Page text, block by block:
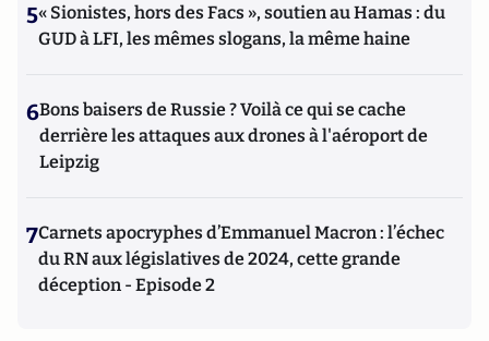
5« Sionistes, hors des Facs », soutien au Hamas : du
GUD à LFI, les mêmes slogans, la même haine
6Bons baisers de Russie ? Voilà ce qui se cache
derrière les attaques aux drones à l'aéroport de
Leipzig
7Carnets apocryphes d’Emmanuel Macron : l’échec
du RN aux législatives de 2024, cette grande
déception - Episode 2